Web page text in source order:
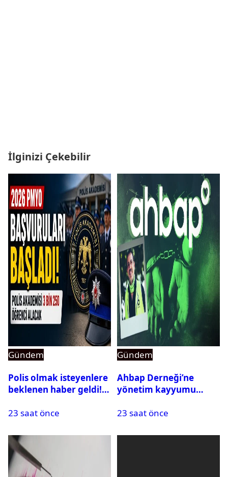
İlginizi Çekebilir
Gündem
Polis olmak isteyenlere
beklenen haber geldi!
23 saat önce
Gündem
Ahbap Derneği’ne
yönetim kayyumu
açıldı
23 saat önce